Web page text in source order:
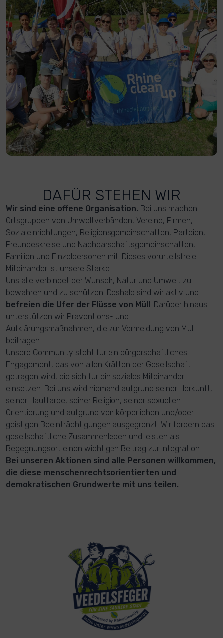
DAFÜR STEHEN WIR
Wir sind eine offene Organisation. Bei uns machen
Ortsgruppen von Umweltverbänden, Vereine, Firmen,
Sozialeinrichtungen, Religionsgemeinschaften, Parteien,
Freundeskreise und Nachbarschaftsgemeinschaften,
Familien und Einzelpersonen mit. Dieses vorurteilsfreie
Miteinander ist unsere Stärke.
Uns alle verbindet der Wunsch, Natur und Umwelt zu
bewahren und zu schützen. Deshalb sind wir aktiv und
befreien die Ufer der Flüsse von Müll . Darüber hinaus
unterstützen wir Präventions- und
Aufklärungsmaßnahmen, die zur Vermeidung von Müll
beitragen.
Unsere Community steht für ein bürgerschaftliches
Engagement, das von allen Kräften der Gesellschaft
getragen wird, die sich für ein soziales Miteinander
einsetzen. Bei uns wird niemand aufgrund seiner Herkunft,
seiner Hautfarbe, seiner Religion, seiner sexuellen
Orientierung und aufgrund von körperlichen und/oder
geistigen Beeinträchtigungen ausgegrenzt. Wir fördern das
gesellschaftliche Zusammenleben und leisten als
Begegnungsort einen wichtigen Beitrag zur Integration.
Bei unseren Aktionen sind alle Personen willkommen,
die diese menschenrechtsorientierten und
demokratischen Grundwerte mit uns teilen.